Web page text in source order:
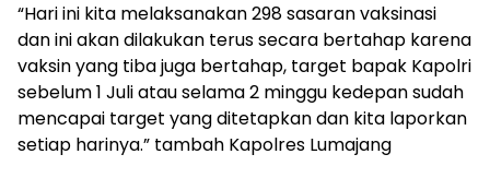
“Hari ini kita melaksanakan 298 sasaran vaksinasi
dan ini akan dilakukan terus secara bertahap karena
vaksin yang tiba juga bertahap, target bapak Kapolri
sebelum 1 Juli atau selama 2 minggu kedepan sudah
mencapai target yang ditetapkan dan kita laporkan
setiap harinya.” tambah Kapolres Lumajang